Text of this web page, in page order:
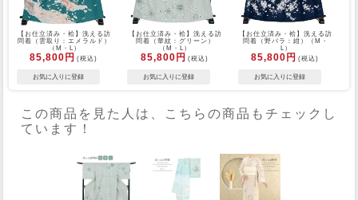
【お仕立済み・袷】洗える訪
問着（雲取り：エメラルド）
（M・L）
85,800円 (税込)
【お仕立済み・袷】洗える訪
問着（華紋：グリーン）
（M・L）
85,800円 (税込)
【お仕立済み・袷】洗える訪
問着（野バラ：紺）（M・
L）
85,800円 (税込)
この商品を見た人は、こちらの商品もチェックし
ています！